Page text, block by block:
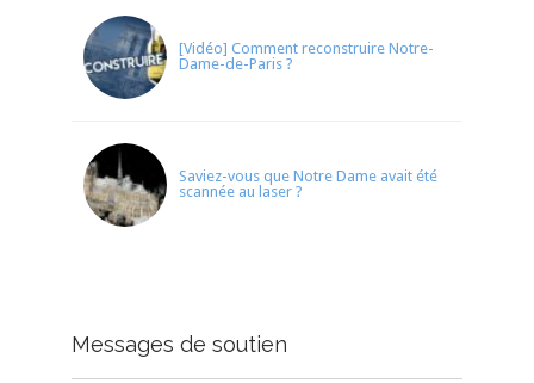
[Vidéo] Comment reconstruire Notre-
Dame-de-Paris ?
Saviez-vous que Notre Dame avait été
scannée au laser ?
Messages de soutien